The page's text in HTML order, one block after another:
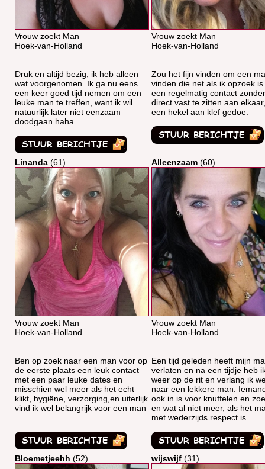
Vrouw zoekt Man
Hoek-van-Holland
Druk en altijd bezig, ik heb alleen
wat voorgenomen. Ik ga nu eens
een keer goed tijd nemen om een
leuke man te treffen, want ik wil
natuurlijk later niet eenzaam
doodgaan haha.
Vrouw zoekt Man
Hoek-van-Holland
Zou het fijn vinden om een
vinden die net als ik opzoek
een regelmatig contact zonder
direct vast te zitten aan
een hekel aan klef gedoe.
Linanda (61)
Vrouw zoekt Man
Hoek-van-Holland
Ben op zoek naar een man voor op
de eerste plaats een leuk contact
met een paar leuke dates en
misschien wel meer als het echt
klikt, hygiëne, verzorging,en uiterlijk
vind ik wel belangrijk voor een man
Alleenzaam (60)
Vrouw zoekt Man
Hoek-van-Holland
Een tijd geleden heeft mijn
verlaten en na een tijdje heb
weer op de rit en verlang ik
naar een lekkere man.
ook in is voor knuffelen en
en wat al niet meer, als het
met wederzijds respect is.
Bloemetjeehh (52) wijswijf (31)